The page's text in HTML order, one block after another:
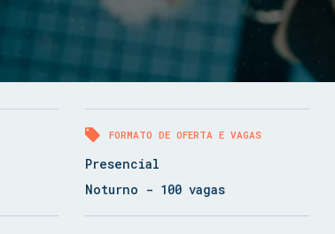
FORMATO DE OFERTA E VAGAS
Presencial
Noturno - 100 vagas